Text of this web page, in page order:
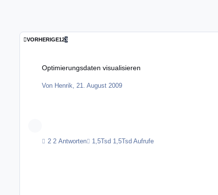
ERSTE SEITE
VORHERIGE123
Optimierungsdaten visualisieren
Von Henrik, 21. August 2009
2 Antworten 1,5Tsd Aufrufe